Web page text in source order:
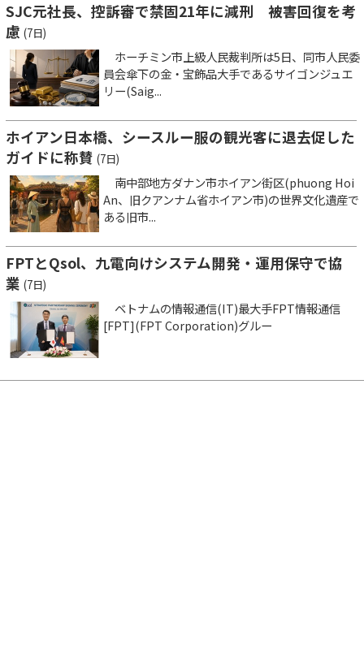
SJC元社長、控訴審で禁固21年に減刑 被害回復を考
慮 (7日)
ホーチミン市上級人民裁判所は5日、同市人民委
員会傘下の金・宝飾品大手であるサイゴンジュエ
リー(Saig...
ホイアン日本橋、シースルー服の観光客に退去促した
ガイドに称賛 (7日)
南中部地方ダナン市ホイアン街区(phuong Hoi
An、旧クアンナム省ホイアン市)の世界文化遺産で
ある旧市...
FPTとQsol、九電向けシステム開発・運用保守で協
業 (7日)
ベトナムの情報通信(IT)最大手FPT情報通信
[FPT](FPT Corporation)グルー